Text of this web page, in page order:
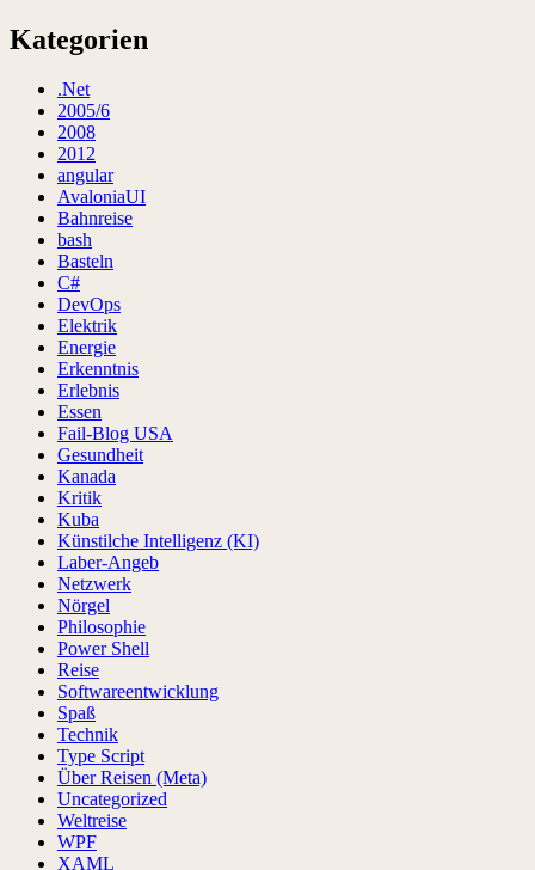
Kategorien
.Net
2005/6
2008
2012
angular
AvaloniaUI
Bahnreise
bash
Basteln
C#
DevOps
Elektrik
Energie
Erkenntnis
Erlebnis
Essen
Fail-Blog USA
Gesundheit
Kanada
Kritik
Kuba
Künstilche Intelligenz (KI)
Laber-Angeb
Netzwerk
Nörgel
Philosophie
Power Shell
Reise
Softwareentwicklung
Spaß
Technik
Type Script
Über Reisen (Meta)
Uncategorized
Weltreise
WPF
XAML